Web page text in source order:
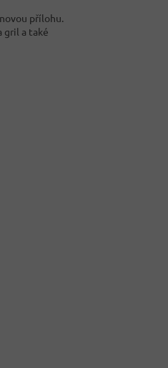
přílohu.
gril a také